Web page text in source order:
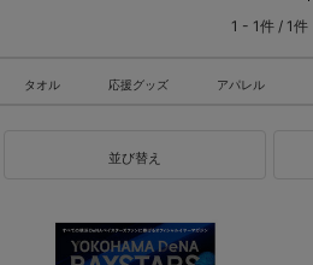
1 - 1件 / 1件
タオル 応援グッズ アパレル
並び替え